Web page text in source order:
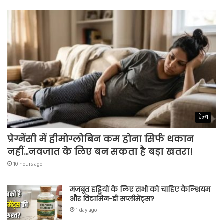
हेल्थ
प्रेग्नेंसी में हीमोग्लोबिन कम होना सिर्फ थकान
नहीं…नवजात के लिए बन सकता है बड़ा खतरा!
10 hours ago
मजबूत हड्डियों के लिए सभी को चाहिए कैल्शियम
और विटामिन-डी सप्लीमेंट्स?
1 day ago